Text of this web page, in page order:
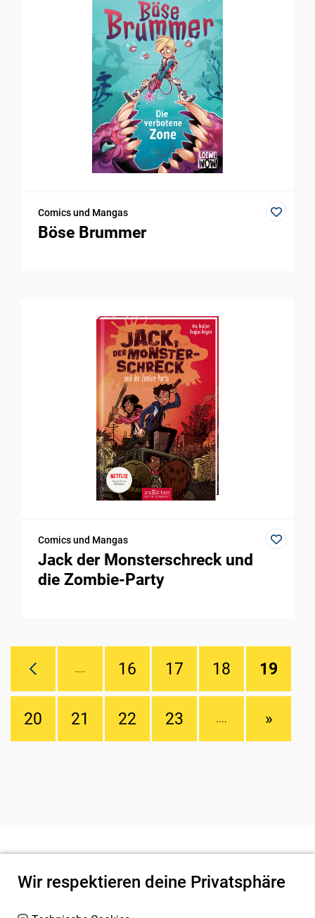
Comics und Mangas
Böse Brummer
Comics und Mangas
Jack der Monsterschreck und
die Zombie-Party
.... 16 17 18 19
20 21 22 23 .... »
Wir respektieren deine Privatsphäre